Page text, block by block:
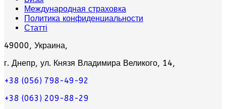
Международная страховка
Политика конфиденциальности
Статті
49000, Украина,
г. Днепр, ул. Князя Владимира Великого, 14,
+38 (056) 798-49-92
+38 (063) 209-88-29